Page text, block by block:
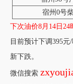
宿州0号
下次油价8月14日24
目前预计下调395
新下跌。
微信搜索